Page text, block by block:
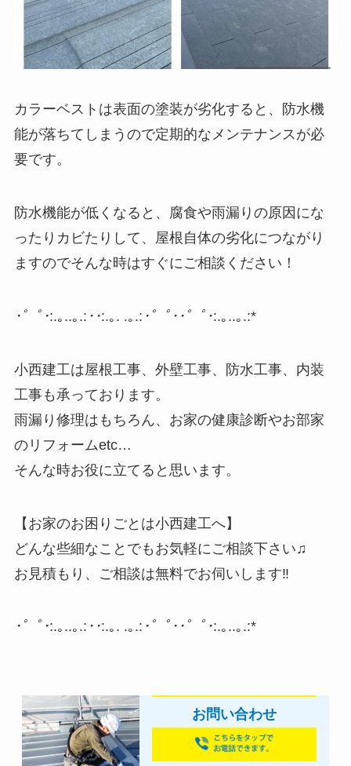
カラーベストは表面の塗装が劣化すると、防水機
能が落ちてしまうので定期的なメンテナンスが必
要です。
防水機能が低くなると、腐食や雨漏りの原因にな
ったりカビたりして、屋根自体の劣化につながり
ますのでそんな時はすぐにご相談ください！
･゜ﾟ･:.｡..｡.: ･･:.｡. .｡.: ･゜ﾟ･ ･゜ﾟ･:.｡..｡.:*
小西建工は屋根工事、外壁工事、防水工事、内装
工事も承っております。
雨漏り修理はもちろん、お家の健康診断やお部家
のリフォームetc…
そんな時お役に立てると思います。
【お家のお困りごとは小西建工へ】
どんな些細なことでもお気軽にご相談下さい♫
お見積もり、ご相談は無料でお伺いします‼
･゜ﾟ･:.｡..｡.: ･･:.｡. .｡.: ･゜ﾟ･ ･゜ﾟ･:.｡..｡.:*
お問い合わせ